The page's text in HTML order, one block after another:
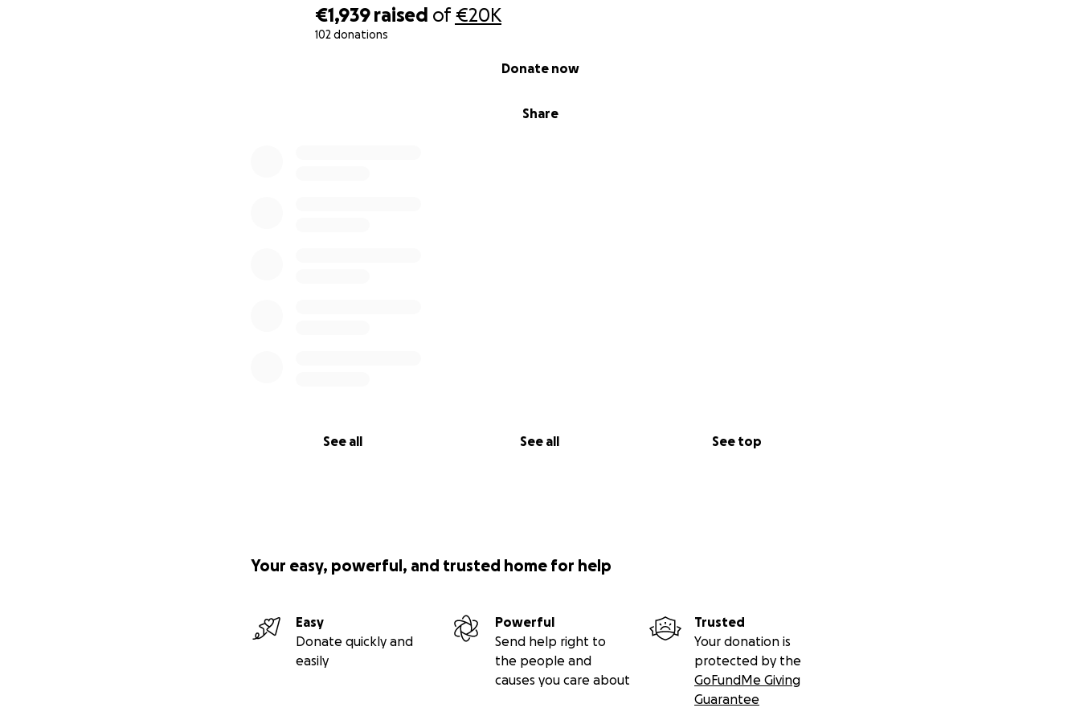
€1,939 raised of€20K
102 donations
Share
Donate now
See all See all See top
Your easy, powerful, and trusted home for help
Easy
Donate quickly and
easily
Powerful
Send help right to
the people and
causes you care about
Trusted
Your donation is
protected by the
GoFundMe Giving
Guarantee